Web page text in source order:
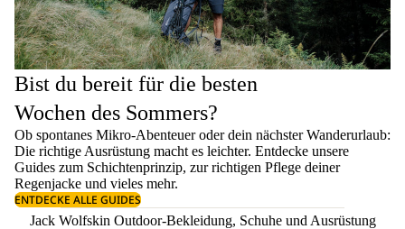
Bist du bereit für die besten
Wochen des Sommers?
Ob spontanes Mikro-Abenteuer oder dein nächster Wanderurlaub:
Die richtige Ausrüstung macht es leichter. Entdecke unsere
Guides zum Schichtenprinzip, zur richtigen Pflege deiner
Regenjacke und vieles mehr.
ENTDECKE ALLE GUIDES
Jack Wolfskin Outdoor-Bekleidung, Schuhe und Ausrüstung